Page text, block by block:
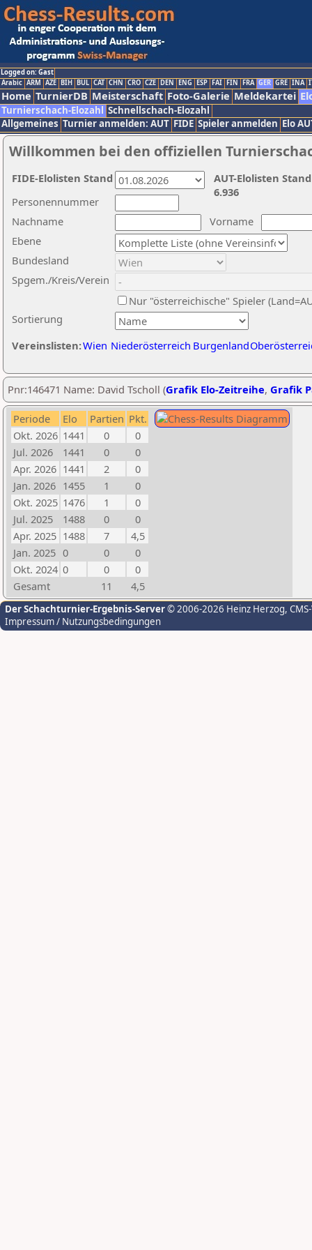
Logged on: Gast
Arabic ARM AZE BIH BUL CAT CHN CRO CZE DEN ENG ESP FAI FIN FRA GER GRE INA
Home TurnierDB Meisterschaft Foto-Galerie Meldekartei
Turnierschach-Elozahl Schnellschach-Elozahl
Allgemeines Turnier anmelden: AUT FIDE Spieler anmelden Elo
Willkommen bei den offiziellen
Nachname
Vorname
Ebene
Sortierung
Personennummer
Bundesland
Spgem./Kreis/Verein
Nur "österreichische" Spieler
Vereinslisten:Wien Niederösterreich Burgenland
AUT-Elolisten
6.936
FIDE-Elolisten Stand
Pnr:146471 Name: David Tscholl (Grafik Elo-Zeitreihe, Grafik
Periode Elo Partien Pkt.
Okt. 2026 1441 0
0
Jul. 2026
1441 0
0
Apr. 2026 1441 2
0
Jan. 2026 1455 1
0
Okt. 2025 1476 1
0
Jul. 2025
1488 0
0
Apr. 2025 1488 7
4,5
Jan. 2025 0 0
0
Okt. 2024 0 0
0
Gesamt
11 4,5
Der Schachturnier-Ergebnis-Server© 2006-2026 Heinz Herzog,
Impressum / Nutzungsbedingungen